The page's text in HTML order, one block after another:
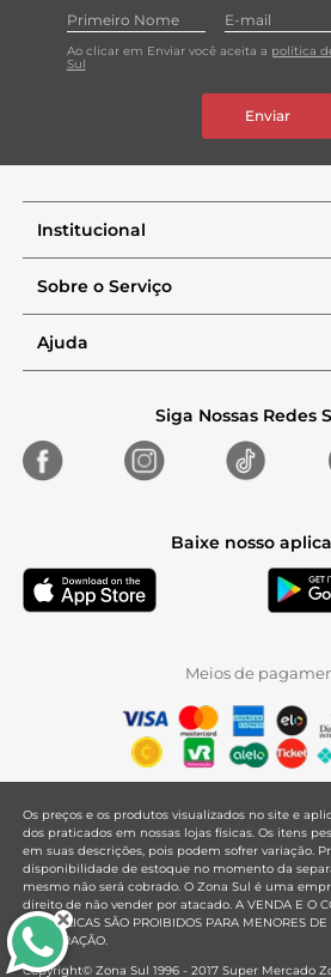
Ao clicar em Enviar você aceita a política
Sul
Enviar
Institucional
Sobre o Serviço
Ajuda
Siga Nossas Redes
Baixe nosso
Meios de
Os preços e os produtos visualizados no site e
dos praticados em nossas lojas físicas. Os itens
em suas descrições, pois podem sofrer variação.
disponibilidade de estoque no momento da
mesmo não será cobrado. O Zona Sul é uma
direito de não vender por atacado. A VENDA E O
ALCOÓLICAS SÃO PROIBIDOS PARA MENORES
MODERAÇÃO.
Copyright© Zona Sul 1996 - 2017 Super Mercado